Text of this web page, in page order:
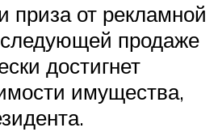
приза от рекламной
продаже
достигнет
имущества,